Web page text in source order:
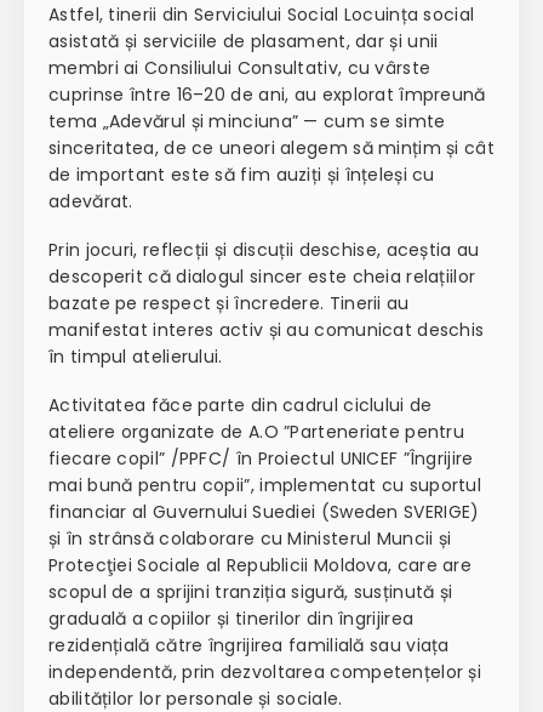
Astfel, tinerii din Serviciului Social Locuința social
asistată și serviciile de plasament, dar și unii
membri ai Consiliului Consultativ, cu vârste
cuprinse între 16–20 de ani, au explorat împreună
tema „Adevărul și minciuna” — cum se simte
sinceritatea, de ce uneori alegem să mințim și cât
de important este să fim auziți și înțeleși cu
adevărat.
Prin jocuri, reflecții și discuții deschise, aceștia au
descoperit că dialogul sincer este cheia relațiilor
bazate pe respect și încredere. Tinerii au
manifestat interes activ și au comunicat deschis
în timpul atelierului.
Activitatea făce parte din cadrul ciclului de
ateliere organizate de A.O ”Parteneriate pentru
fiecare copil” /PPFC/ în Proiectul UNICEF ”Îngrijire
mai bună pentru copii”, implementat cu suportul
financiar al Guvernului Suediei (Sweden SVERIGE)
și în strânsă colaborare cu Ministerul Muncii și
Protecţiei Sociale al Republicii Moldova, care are
scopulde a sprijini tranziția sigură, susținută și
graduală a copiilor și tinerilor din îngrijirea
rezidențială către îngrijirea familială sau viața
independentă, prin dezvoltarea competențelor și
abilităților lor personale și sociale.